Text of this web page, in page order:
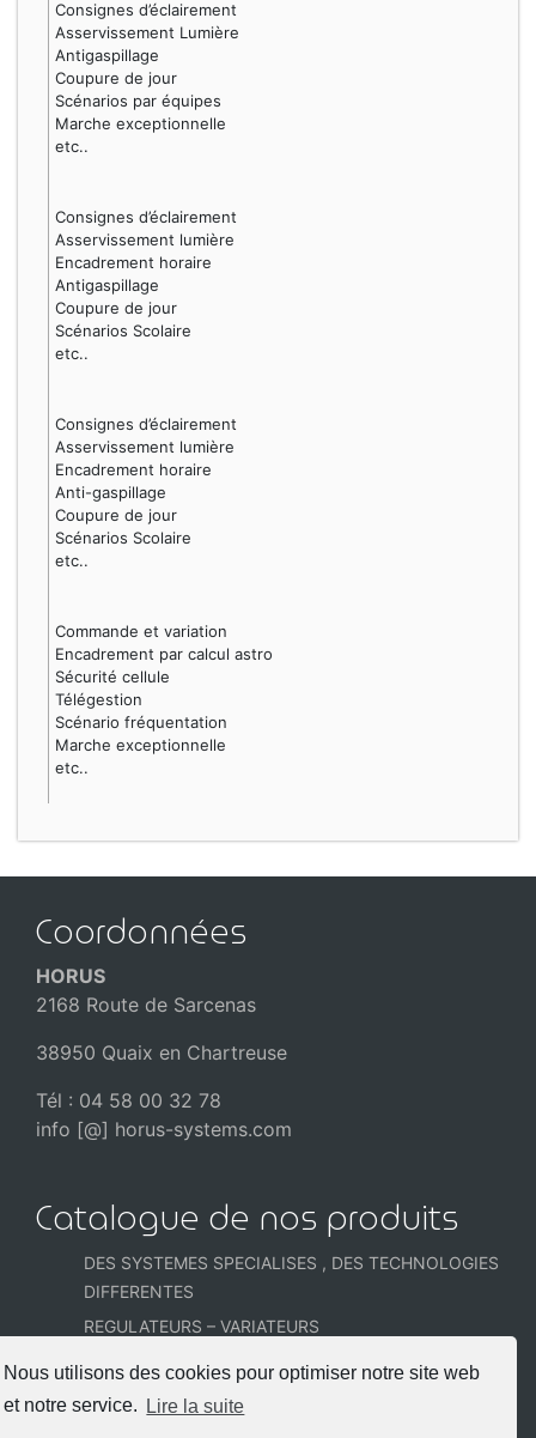
Nous utilisons des cookies pour optimiser notre site web
et notre service.
Lire la suite
Consignes d’éclairement
Asservissement Lumière
Antigaspillage
Coupure de jour
Scénarios par équipes
Marche exceptionnelle
etc..
Consignes d’éclairement
Asservissement lumière
Encadrement horaire
Antigaspillage
Coupure de jour
Scénarios Scolaire
etc..
Consignes d’éclairement
Asservissement lumière
Encadrement horaire
Anti-gaspillage
Coupure de jour
Scénarios Scolaire
etc..
Commande et variation
Encadrement par calcul astro
Sécurité cellule
Télégestion
Scénario fréquentation
Marche exceptionnelle
etc..
Coordonnées
HORUS
2168 Route de Sarcenas
38950 Quaix en Chartreuse
Tél : 04 58 00 32 78
info [@] horus-systems.com
Catalogue de nos produits
DES SYSTEMES SPECIALISES , DES TECHNOLOGIES
DIFFERENTES
REGULATEURS – VARIATEURS
CELLULES et SONDES PHOTOMETRIQUES
COFFRETS et ARMOIRES PRECABLEES